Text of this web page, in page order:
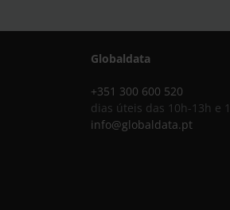
Globaldata
+351 300 600 520
dias úteis das 10h-13h e
info@globaldata.pt